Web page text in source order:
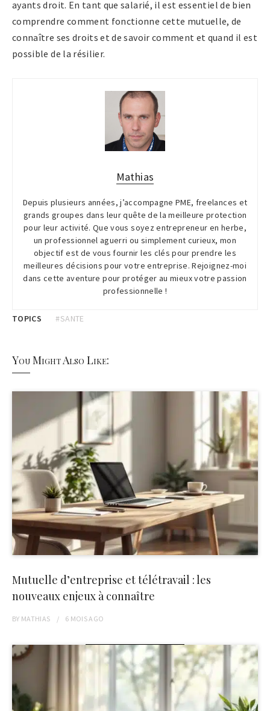
ayants droit. En tant que salarié, il est essentiel de bien
comprendre comment fonctionne cette mutuelle, de
connaître ses droits et de savoir comment et quand il est
possible de la résilier.
Mathias
Depuis plusieurs années, j’accompagne PME, freelances et
grands groupes dans leur quête de la meilleure protection
pour leur activité. Que vous soyez entrepreneur en herbe,
un professionnel aguerri ou simplement curieux, mon
objectif est de vous fournir les clés pour prendre les
meilleures décisions pour votre entreprise. Rejoignez-moi
dans cette aventure pour protéger au mieux votre passion
professionnelle !
TOPICS #SANTE
You Might Also Like:
Mutuelle d’entreprise et télétravail : les
nouveaux enjeux à connaître
BY MATHIAS 6 MOISAGO